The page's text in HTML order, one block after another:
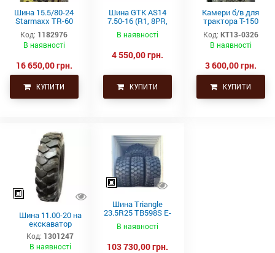
Шина 15.5/80-24
Starmaxx TR-60
(16PR, 163A8, TL)
Код: 1182976
В наявності
16 650,00 грн.
КУПИТИ
Шина GTK AS14
7.50-16 (R1, 8PR,
TT)
В наявності
4 550,00 грн.
КУПИТИ
Камери б/в для
трактора Т-150
21.3-24 (530-610)
СНГ товсті
Код: КТ13-0326
В наявності
3 600,00 грн.
КУПИТИ
Шина 11.00-20 на
екскаватор
Код: 1301247
В наявності
Шина Triangle
23.5R25 TB598S E-
4 201A2/185B
В наявності
103 730,00 грн.